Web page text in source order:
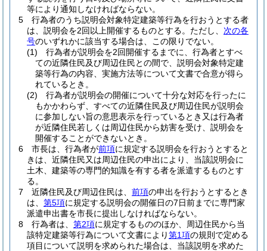
等により通知しなければならない。
5
行為者のうち説明会対象特定建築等行為を行おうとする者
は、説明会を2回以上開催するものとする。 ただし、 次の各
号のいずれかに該当する場合は、この限りでない。
(1)
行為者が説明会を2回開催するまでに、行為者とすべ
ての近隣住民及び周辺住民との間で、説明会対象特定建
築等行為の内容、実施方法等について文書で合意が得ら
れているとき。
(2)
行為者が説明会の開催について十分な対応を行ったに
もかかわらず、すべての近隣住民及び周辺住民が説明会
に参加しない旨の意思表示を行っているとき又は行為者
が近隣住民若しくは周辺住民から妨害を受け、説明会を
開催することができないとき。
6
市長は、行為者が前項に規定する説明会を行おうとすると
きは、近隣住民又は周辺住民の申出により、当該説明会に
土木、建築等の専門的知識を有する者を派遣するものとす
る。
7
近隣住民及び周辺住民は、 前項の申出を行おうとするとき
は、 第5項に規定する説明会の開催日の7日前までに専門家
派遣申出書を市長に提出しなければならない。
8
行為者は、 第2項に規定するもののほか、周辺住民から当
該特定建築等行為について文書により第1項の規則で定める
項目について説明を求められた場合は、当該説明を求めた